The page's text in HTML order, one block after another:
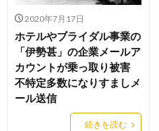
キュリティプログラム
セキュリティポリシー
リティ企業
リティ教育
ュリティ補助金
リティ診断
セブン銀行
2020年7月17日
ホテルやブライダル事業の
「伊勢甚」の企業メールア
カウントが乗っ取り被害
不特定多数になりすましメ
ール送信
続きを読む